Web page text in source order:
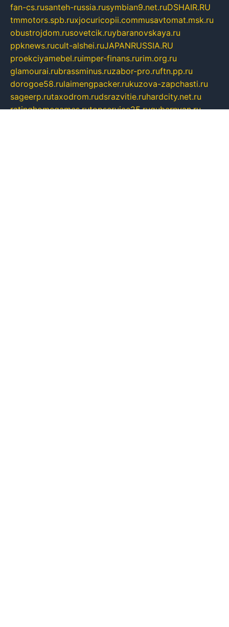
fan-cs.rusanteh-russia.rusymbian9.net.ruDSHAIR.RU
tmmotors.spb.ruxjocuricopii.commusavtomat.msk.ru
obustrojdom.rusovetcik.ruybaranovskaya.ru
ppknews.rucult-alshei.ruJAPANRUSSIA.RU
proekciyamebel.ruimper-finans.rurim.org.ru
glamourai.rubrassminus.ruzabor-pro.ruftn.pp.ru
dorogoe58.rulaimengpacker.rukuzova-zapchasti.ru
sageerp.rutaxodrom.rudsrazvitie.ruhardcity.net.ru
ratinghomegames.rutopservice25.rugubernyan.ru